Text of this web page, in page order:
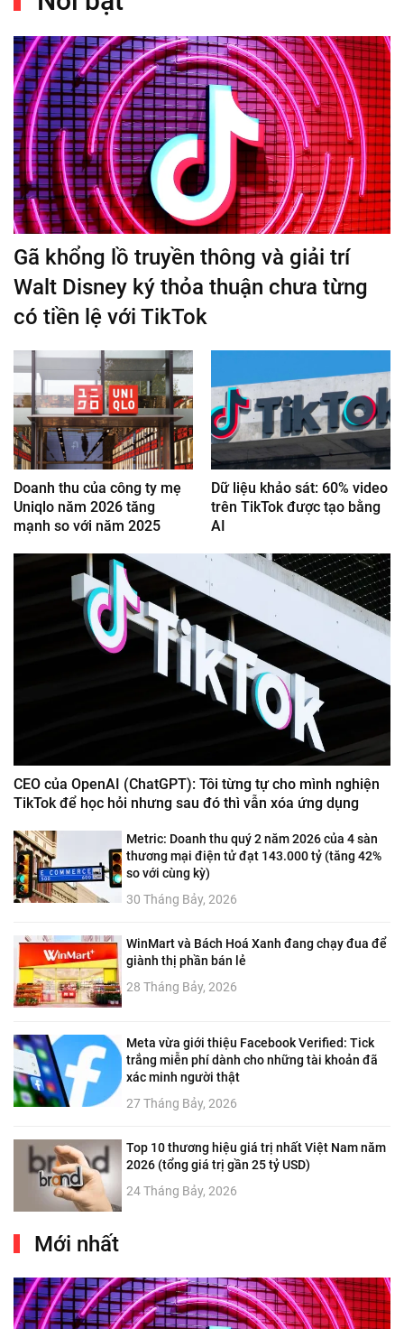
Gã khổng lồ truyền thông và giải trí
Walt Disney ký thỏa thuận chưa từng
có tiền lệ với TikTok
Doanh thu của công ty mẹ
Uniqlo năm 2026 tăng
mạnh so với năm 2025
Dữ liệu khảo sát: 60% video
trên TikTok được tạo bằng
AI
CEO của OpenAI (ChatGPT): Tôi từng tự cho mình nghiện
TikTok để học hỏi nhưng sau đó thì vẫn xóa ứng dụng
Metric: Doanh thu quý 2 năm 2026 của 4 sàn
thương mại điện tử đạt 143.000 tỷ (tăng 42%
so với cùng kỳ)
30 Tháng Bảy, 2026
WinMart và Bách Hoá Xanh đang chạy đua để
giành thị phần bán lẻ
28 Tháng Bảy, 2026
Meta vừa giới thiệu Facebook Verified: Tick
trắng miễn phí dành cho những tài khoản đã
xác minh người thật
27 Tháng Bảy, 2026
Top 10 thương hiệu giá trị nhất Việt Nam năm
2026 (tổng giá trị gần 25 tỷ USD)
24 Tháng Bảy, 2026
Mới nhất